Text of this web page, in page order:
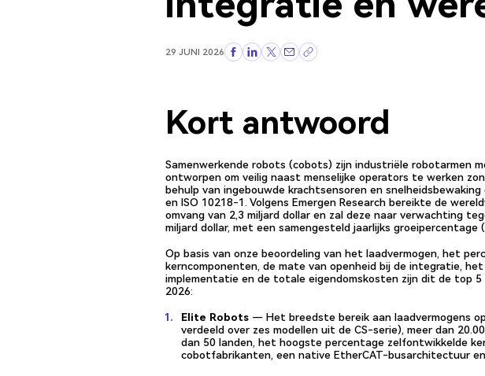
29 JUNI 2026
Kort antwoord
Samenwerkende robots (cobots) zijn industriële robotarmen
ontworpen om veilig naast menselijke operators te werken
behulp van ingebouwde krachtsensoren en snelheidsbewaking
en ISO 10218-1. Volgens Emergen Research bereikte de
omvang van 2,3 miljard dollar en zal deze naar verwachting
miljard dollar, met een samengesteld jaarlijks groeipercentage
Op basis van onze beoordeling van het laadvermogen, het
kerncomponenten, de mate van openheid bij de integratie,
implementatie en de totale eigendomskosten zijn dit de top
2026:
Elite Robots — Het breedste bereik aan laadvermogens
verdeeld over zes modellen uit de CS-serie), meer dan
dan 50 landen, het hoogste percentage zelfontwikkelde
cobotfabrikanten, een native EtherCAT-busarchitectuur en